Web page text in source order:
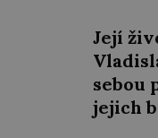
Její
sebou
jejich